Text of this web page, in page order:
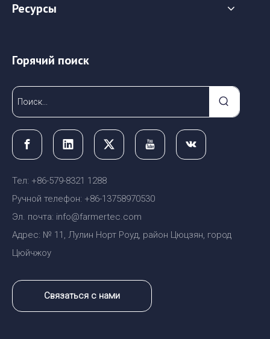
Ресурсы
Горячий поиск
Тел: +86-579-8321 1288
Ручной телефон: +86-13758970530
Эл. почта: info@farmertec.com
Адрес: № 11, Лулин Норт Роуд, район Цюцзян, город
Цюйчжоу
Связаться с нами